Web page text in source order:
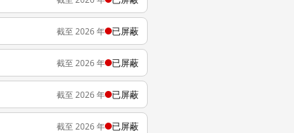
截至 2026 年 已屏蔽
截至 2026 年 已屏蔽
截至 2026 年 已屏蔽
截至 2026 年 已屏蔽